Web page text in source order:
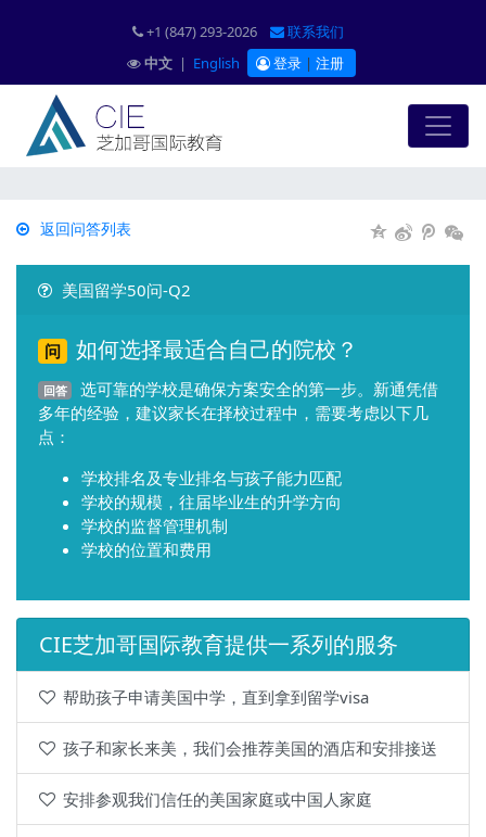
+1 (847) 293-2026
联系我们
中文 | English 登录 | 注册
返回问答列表
美国留学50问-Q2
问 如何选择最适合自己的院校？
回答
选可靠的学校是确保方案安全的第一步。新通凭借
多年的经验，建议家长在择校过程中，需要考虑以下几
点：
学校排名及专业排名与孩子能力匹配
学校的规模，往届毕业生的升学方向
学校的监督管理机制
学校的位置和费用
CIE芝加哥国际教育提供一系列的服务
帮助孩子申请美国中学，直到拿到留学visa
孩子和家长来美，我们会推荐美国的酒店和安排接送
安排参观我们信任的美国家庭或中国人家庭